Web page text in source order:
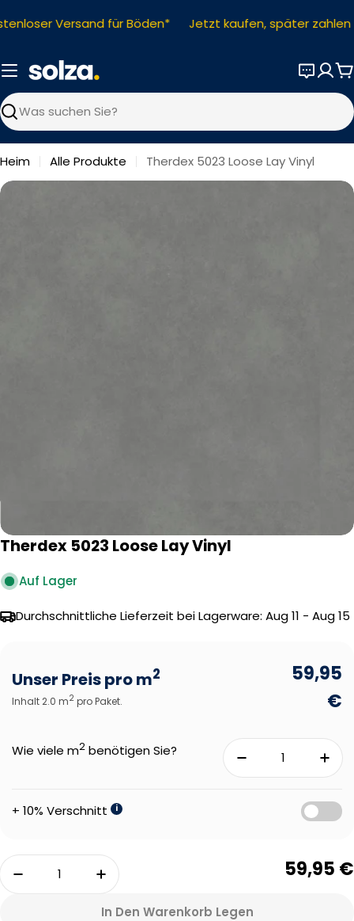
Inhalt
Versand für Böden* Jetzt kaufen, später zahlen
Suchen
Heim Alle Produkte Therdex 5023 Loose Lay Vinyl
Therdex 5023 Loose Lay Vinyl
Auf Lager
Durchschnittliche Lieferzeit bei Lagerware: Aug 11 - Aug 15
Unser Preis pro m2
Inhalt 2.0 m2 pro Paket.
59,95
€
Wie viele m2 benötigen Sie?
+ 10% Verschnitt i
59,95 €
Menge
Menge Für Therdex 5023 Loose Lay Vinyl
Menge Für Therdex 5023 Loose
In Den Warenkorb Legen